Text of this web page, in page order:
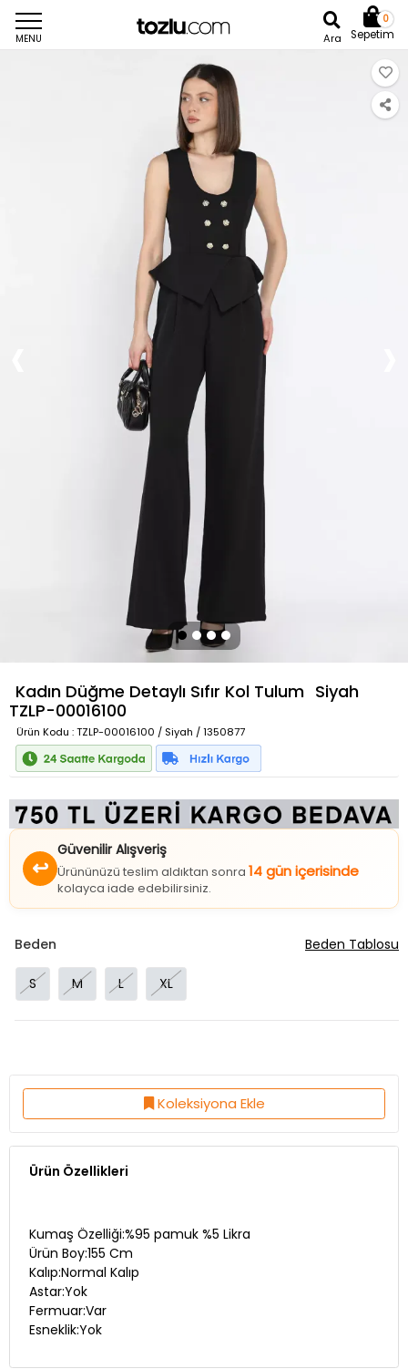
MENU Ara
0
Sepetim
Kadın Düğme Detaylı Sıfır Kol Tulum Siyah
TZLP-00016100
Ürün Kodu : TZLP-00016100 / Siyah / 1350877
↩
Güvenilir Alışveriş
Ürününüzü teslim aldıktan sonra 14 gün içerisinde
kolayca iade edebilirsiniz.
Beden
S M L XL
Beden Tablosu
Koleksiyona Ekle
Ürün Özellikleri
Kumaş Özelliği:%95 pamuk %5 Likra
Ürün Boy:155 Cm
Kalıp:Normal Kalıp
Astar:Yok
Fermuar:Var
Esneklik:Yok